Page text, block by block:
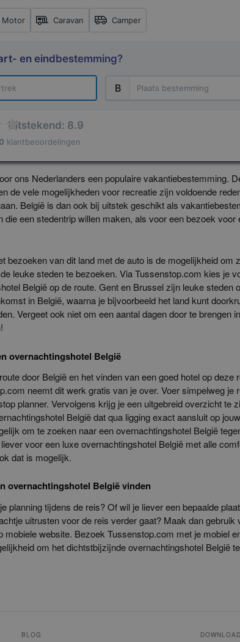
Motor Caravan Camper
en eindbestemming?
B
Uitstekend: 8.9
klantbeoordelingen
ons Nederlanders een populaire vakantiebestemming.
de vele mogelijkheden voor recreatie zijn voldoende
België is dan ook bij uitstek geschikt als
die een stedentrip willen maken, als voor een bezoek voor
bezoeken van dit land met de auto is de mogelijkheid om
leuke steden te bezoeken. Via Tussenstop.com kies je
België op de route. Gent en Brussel zijn leuke steden
in België, waarna je bijvoorbeeld het land kunt
Vergeet ook niet om een aantal dagen door te brengen
overnachtingshotel België
door België en het vinden van een goed hotel op deze
neemt dit werk gratis van je over. Voer simpelweg je
planner. Vervolgens krijg je een uitgebreid overzicht te
België dat qua ligging exact aansluit op
om te zoeken naar een overnachtingshotel België
voor een luxe overnachtingshotel België met alle
dat is mogelijk.
overnachtingshotel België vinden
planning tijdens de reis? Of wil je liever een bepaalde
uitrusten voor de reis verder gaat? Maak dan gebruik
mobiele website. Bezoek Tussenstop.com met je mobiel
om het dichtstbijzijnde overnachtingshotel België
BLOG